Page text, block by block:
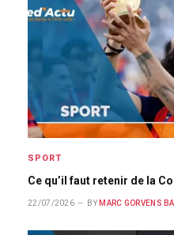
SPORT
Ce qu’il faut retenir de la
22/07/2026 BY MARC GORVENS